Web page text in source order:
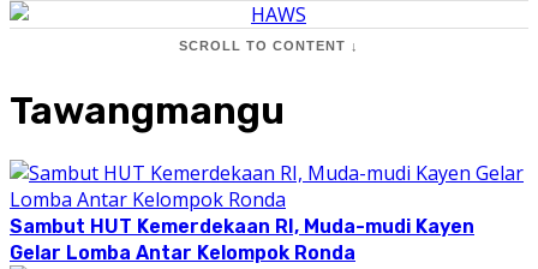
SCROLL TO CONTENT ↓
Tawangmangu
Sambut HUT Kemerdekaan RI, Muda-mudi Kayen
Gelar Lomba Antar Kelompok Ronda